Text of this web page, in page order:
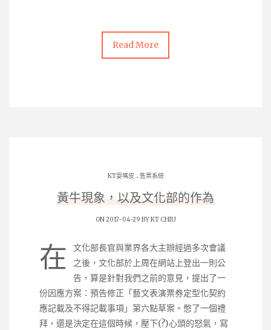
Read More
KT耍嘴皮 . 售票系統
黃牛現象，以及文化部的作為
ON 2017-04-29 BYKT CHIU
在
文化部長官與業界各大主辦經過多次會議
之後，文化部於上周在網站上登出一則公
告，算是針對我們之前的意見，提出了一
份因應方案：預告修正 「藝文表演票券定型化契約
應記載及不得記載事項」第六點草案 。憋了一個禮
拜，還是決定在這個時候，壓下(?)心頭的怒氣，寫